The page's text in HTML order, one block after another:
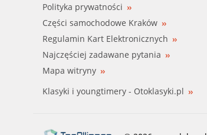
Polityka prywatności
Części samochodowe Kraków
Regulamin Kart Elektronicznych
Najczęściej zadawane pytania
Mapa witryny
Klasyki i youngtimery - Otoklasyki.pl